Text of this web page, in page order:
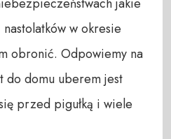
w okresie
obronić. Odpowiemy na
do domu uberem jest
przed pigułką i wiele